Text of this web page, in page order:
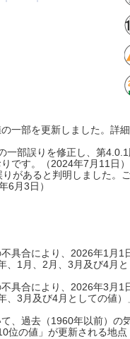
一部を更新しました。詳
部誤りを修正し、第
です。（2024年7月11日）
があると判明しました。
6月3日）
具合により、2026年1月
1月、2月、3月及び4月
具合により、2026年3月
3月及び4月としての値
、過去（1960年以前）
の値」が更新される地